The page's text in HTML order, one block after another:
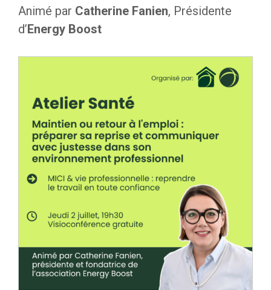
Animé par Catherine Fanien, Présidente
d’Energy Boost